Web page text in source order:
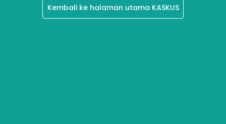
Kembali ke halaman utama KASKUS